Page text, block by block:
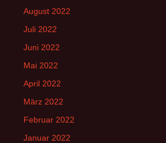
August 2022
Juli 2022
Juni 2022
Mai 2022
April 2022
März 2022
Februar 2022
Januar 2022